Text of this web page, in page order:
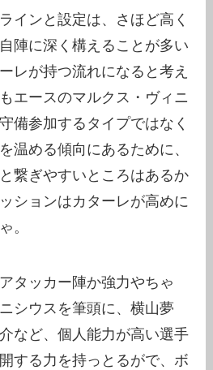
インと設定は、さほど高く
陣に深く構えることが多い
レが持つ流れになると考え
エースのマルクス・ヴィニ
備参加するタイプではなく
温める傾向にあるために、
繋ぎやすいところはあるか
ションはカターレが高めに
。
タッカー陣か強力やちゃ
シウスを筆頭に、横山夢
など、個人能力が高い選手
する力を持っとるがで、ボ